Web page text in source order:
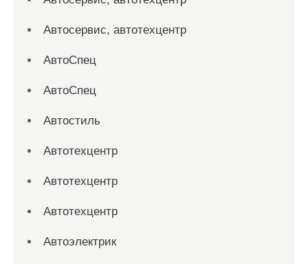
Автосервис, автотехцентр
АвтоСпец
АвтоСпец
Автостиль
Автотехцентр
Автотехцентр
Автотехцентр
Автоэлектрик